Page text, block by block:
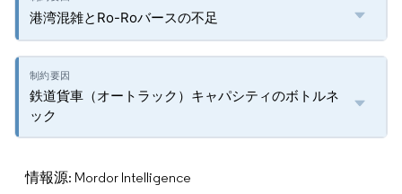
港湾混雑とRo-Roバースの不足
鉄道貨車（オートラック）キャパシティのボトルネ
ック
情報源: Mordor Intelligence